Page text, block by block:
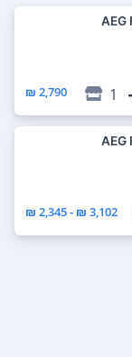
1
2,790 ₪
3,102 ₪ - 2,345 ₪